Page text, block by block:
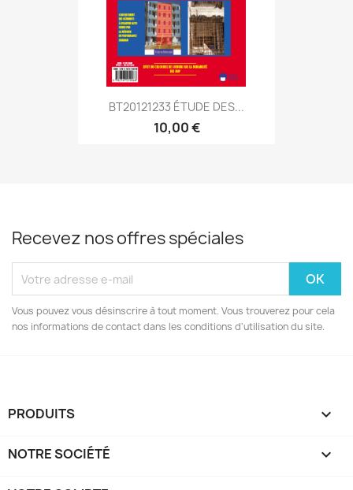
BT20121233 ÉTUDE DES...
10,00 €
Recevez nos offres spéciales
Vous pouvez vous désinscrire à tout moment. Vous trouverez pour cela
nos informations de contact dans les conditions d'utilisation du site.
PRODUITS 
NOTRE SOCIÉTÉ 